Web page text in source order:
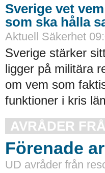
Sverige vet
som ska hålla
Aktuell Säkerhet
Sverige stärker
ligger på militära
om vem som
funktioner i kris
AVRÅDER
Förenade
UD avråder från